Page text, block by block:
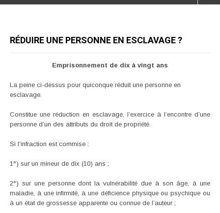
RÉDUIRE UNE PERSONNE EN ESCLAVAGE ?
Emprisonnement de dix à vingt ans
La peine ci-dessus pour quiconque réduit une personne en
esclavage.
Constitue une réduction en esclavage, l’exercice à l’encontre d’une
personne d’un des attributs du droit de propriété.
Si l’infraction est commise :
1°) sur un mineur de dix (10) ans ;
2°) sur une personne dont la vulnérabilité due à son âge, à une
maladie, à une infirmité, à une déficience physique ou psychique ou
à un état de grossesse apparente ou connue de l’auteur ;